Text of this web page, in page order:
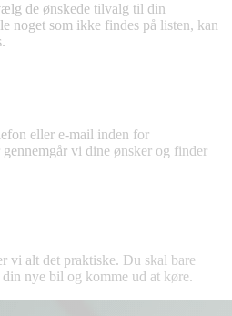
de ønskede tilvalg til din
noget som ikke findes på listen, kan
eller e-mail inden for
vi dine ønsker og finder
vi alt det praktiske. Du skal bare
nye bil og komme ud at køre.